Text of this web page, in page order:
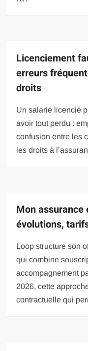
Licenciement
erreurs
droits
Un salarié licencié
avoir tout perdu :
confusion entre les
les droits à
Mon assurance
évolutions,
Loop structure son
qui combine
accompagnement
2026, cette
contractuelle qui